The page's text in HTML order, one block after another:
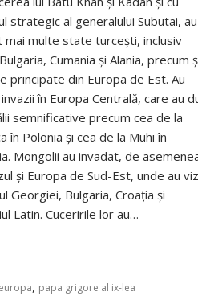
strategic al generalului Subutai, au
mai multe state turcești, inclusiv
Cumania și Alania, precum
principate din Europa de Est. Au
în Europa Centrală, care au
semnificative precum cea de la
în Polonia și cea de la Muhi în
Mongolii au invadat, de
și Europa de Sud-Est, unde au
Georgiei, Bulgaria, Croația și
Latin. Cuceririle lor au…
, papa grigore al ix-lea